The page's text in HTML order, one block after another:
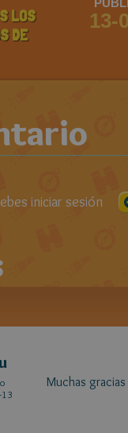
LOS
DE
13-
iniciar sesión
Muchas